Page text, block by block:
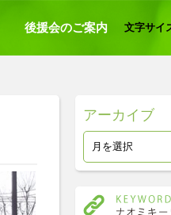
後援会のご案内 文字サイ
アーカイブ